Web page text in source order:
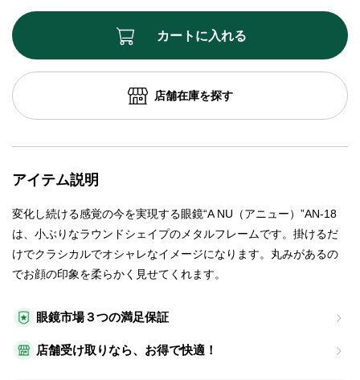
眼鏡市場３つの満足保証
店舗受け取りなら、お得で快適！
カートに入れる
店舗在庫を探す
アイテム説明
変化し続ける感覚の今を実現する眼鏡“A NU（アニュー）”AN-18
は、小ぶりなラウンドシェイプのメタルフレームです。掛けるだ
けでクラシカルでオシャレなイメージになります。丸みがあるの
でお顔の印象を柔らかく見せてくれます。